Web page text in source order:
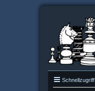
Schnellzugriff